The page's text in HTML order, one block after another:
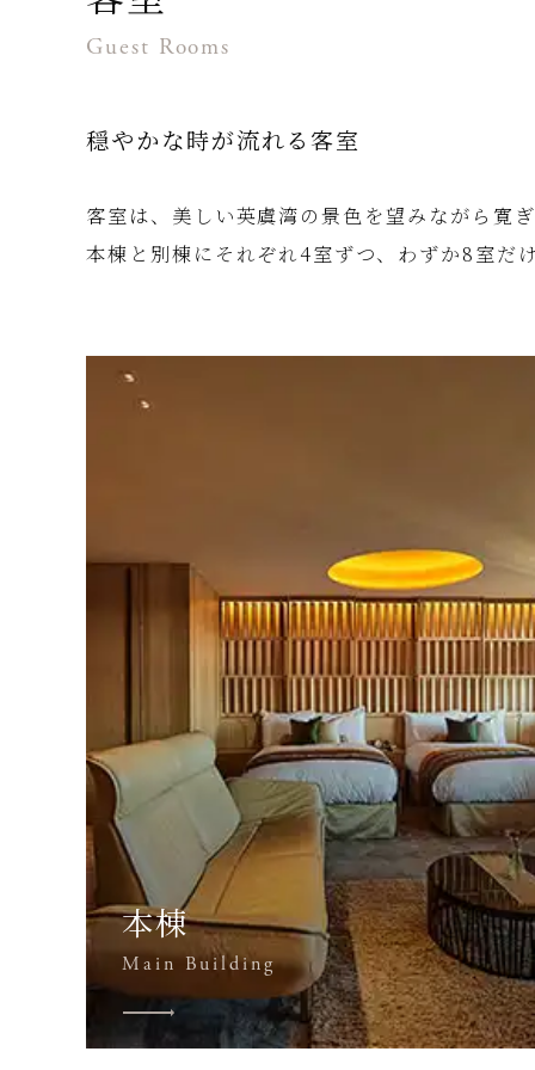
Guest Rooms
穏やかな時が流れる客室
客室は、美しい英虞湾の景色を望みながら寛
本棟と別棟にそれぞれ4室ずつ、わずか8室だ
本棟
Main Building